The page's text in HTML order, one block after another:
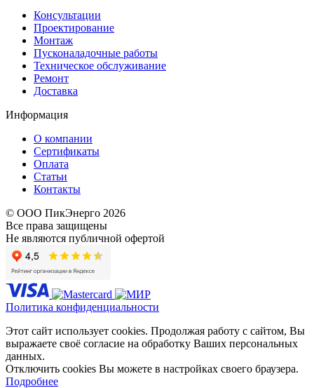
Консультации
Проектирование
Монтаж
Пусконаладочные работы
Техническое обслуживание
Ремонт
Доставка
Информация
О компании
Сертификаты
Оплата
Статьи
Контакты
© ООО ПикЭнерго 2026
Все права защищены
Не являются публичной офертой
Политика конфиденциальности
Этот сайт использует cookies. Продолжая работу с сайтом, Вы
выражаете своё согласие на обработку Ваших персональных
данных.
Отключить cookies Вы можете в настройках своего браузера.
Подробнее